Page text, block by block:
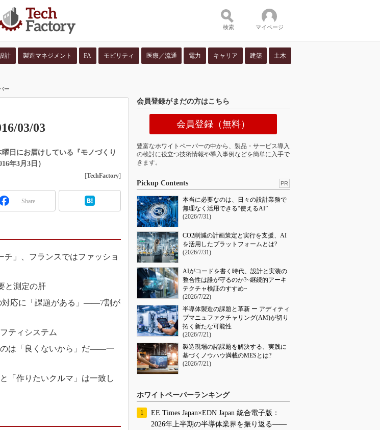
検索 マイページ
計 製造マネジメント FA モビリティ 医療／流通 電力 キャリア 建築 土木
ー
03/03
日にお届けしている『モノづくり
年3月3日）
[TechFactory]
Share
」、フランスではファッショ
と測定の肝
応に「課題がある」――7割が
ティシステム
は「良くないから」だ――一
りたいクルマ」は一致し
会員登録がまだの方はこちら
会員登録（無料）
豊富なホワイトペーパーの中から、製品・サービス導入
の検討に役立つ技術情報や導入事例などを簡単に入手で
きます。
Pickup Contents PR
本当に必要なのは、日々の設計業務で
無理なく活用できる“使えるAI”
(2026/7/31)
CO2削減の計画策定と実行を支援、AI
を活用したプラットフォームとは?
(2026/7/31)
AIがコードを書く時代、設計と実装の
整合性は誰が守るのか?~継続的アーキ
テクチャ検証のすすめ~
(2026/7/22)
半導体製造の課題と革新 ー アディティ
ブマニュファクチャリング(AM)が切り
拓く新たな可能性
(2026/7/21)
製造現場の諸課題を解決する、実践に
基づくノウハウ満載のMESとは?
(2026/7/21)
ホワイトペーパーランキング
EE Times Japan×EDN Japan 統合電子版：
2026年上半期の半導体業界を振り返る――